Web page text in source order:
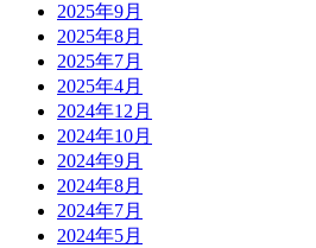
2025年9月
2025年8月
2025年7月
2025年4月
2024年12月
2024年10月
2024年9月
2024年8月
2024年7月
2024年5月